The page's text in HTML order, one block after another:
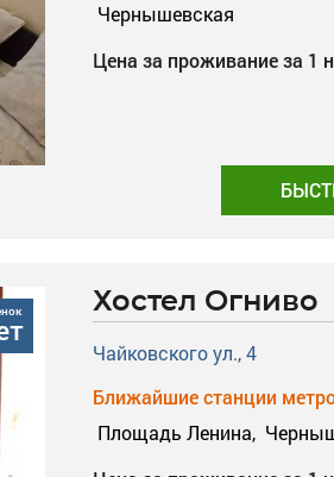
Чернышевская
Цена за проживание за 1
Хостел Огниво
Чайковского ул., 4
Ближайшие станции
Площадь Ленина,